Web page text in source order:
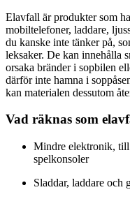
Elavfall är produkter som
mobiltelefoner, laddare,
du kanske inte tänker på,
leksaker. De kan innehålla
orsaka bränder i sopbilen
därför inte hamna i
kan materialen dessutom
Vad räknas som
Mindre elektronik, till
spelkonsoler
Sladdar, laddare och